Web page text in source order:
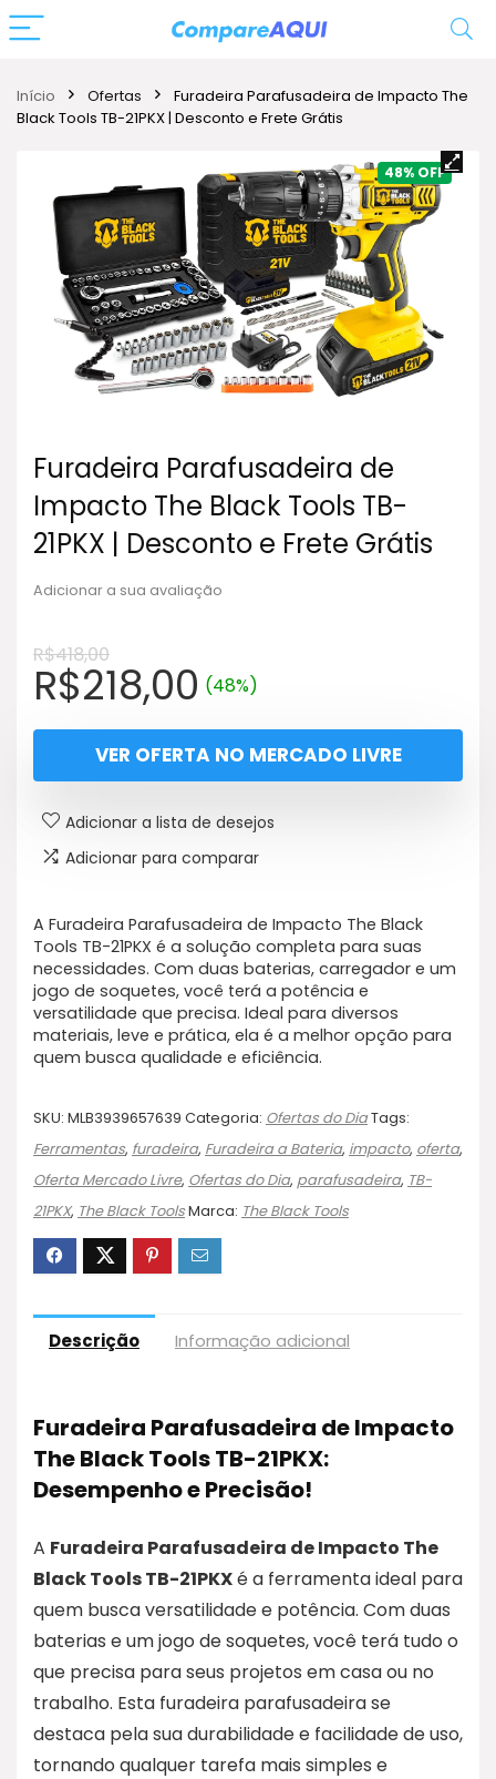
Início Ofertas
Furadeira Parafusadeira de Impacto The
Black Tools TB-21PKX | Desconto e Frete Grátis
48%
Furadeira Parafusadeira de
Impacto The Black Tools TB-
21PKX | Desconto e Frete Grátis
Adicionar a sua avaliação
R$418,00
O
preço
original
era:
R$418,00.
R$218,00O
preço
atual
é:
R$218,00.
(48%)
VER OFERTA NO MERCADO LIVRE
Adicionar a lista de desejos
Adicionar para comparar
A Furadeira Parafusadeira de Impacto The Black
Tools TB-21PKX é a solução completa para suas
necessidades. Com duas baterias, carregador e um
jogo de soquetes, você terá a potência e
versatilidade que precisa. Ideal para diversos
materiais, leve e prática, ela é a melhor opção para
quem busca qualidade e eficiência.
SKU: MLB3939657639 Categoria: Ofertas do DiaTags:
Ferramentas, furadeira, Furadeira a Bateria, impacto, oferta,
Oferta Mercado Livre, Ofertas do Dia, parafusadeira, TB-
21PKX, The Black ToolsMarca: The Black Tools
Descrição Informação adicional
Furadeira Parafusadeira de Impacto
The Black Tools TB-21PKX:
Desempenho e Precisão!
A Furadeira Parafusadeira de Impacto The
Black Tools TB-21PKXé a ferramenta ideal para
quem busca versatilidade e potência. Com duas
baterias e um jogo de soquetes, você terá tudo o
que precisa para seus projetos em casa ou no
trabalho. Esta furadeira parafusadeira se
destaca pela sua durabilidade e facilidade de uso,
tornando qualquer tarefa mais simples e